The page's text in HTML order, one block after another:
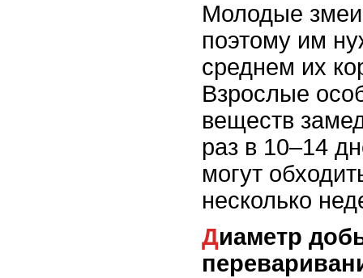
Молодые змеи
поэтому им
среднем их
Взрослые
веществ
раз в 10–14
могут
несколько
Диаметр добычи и скорость